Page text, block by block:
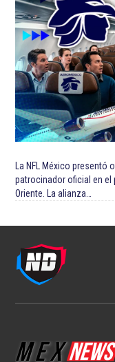
La NFL México presentó
patrocinador oficial en el
Oriente. La alianza…